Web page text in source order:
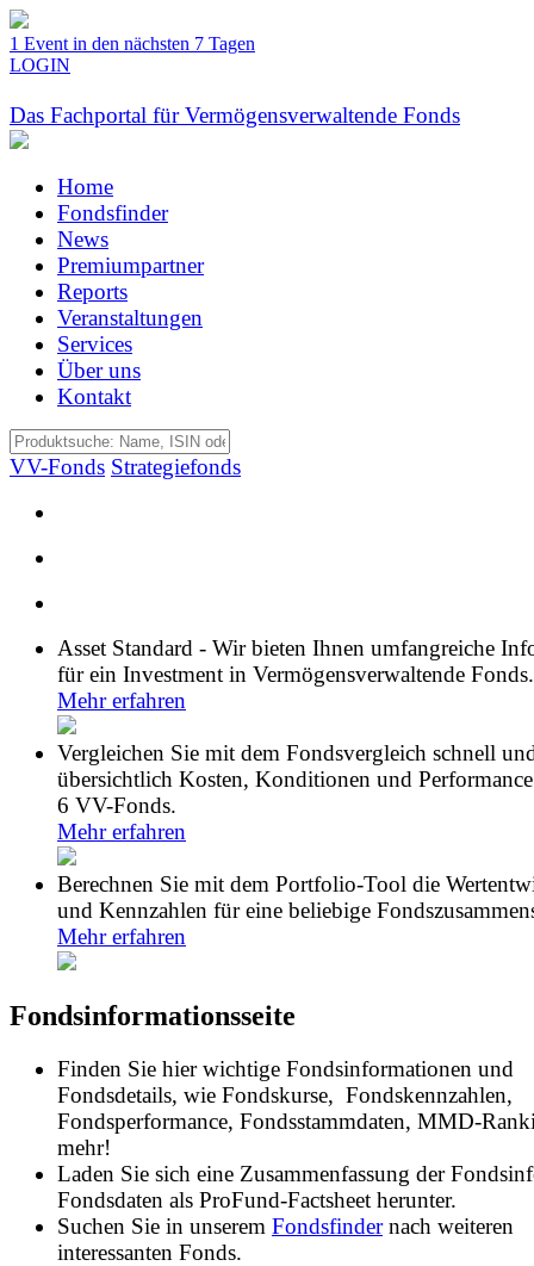
1 Event in den nächsten 7 Tagen
LOGIN
Das Fachportal für Vermögensverwaltende Fonds
Home
Fondsfinder
News
Premiumpartner
Reports
Veranstaltungen
Services
Über uns
Kontakt
VV-Fonds Strategiefonds
Asset Standard - Wir bieten Ihnen umfangreiche
für ein Investment in Vermögensverwaltende Fonds.
Mehr erfahren
Vergleichen Sie mit dem Fondsvergleich schnell
übersichtlich Kosten, Konditionen und
6 VV-Fonds.
Mehr erfahren
Berechnen Sie mit dem Portfolio-Tool die
und Kennzahlen für eine beliebige
Mehr erfahren
Fondsinformationsseite
Finden Sie hier wichtige Fondsinformationen und
Fondsdetails, wie Fondskurse, Fondskennzahlen,
Fondsperformance, Fondsstammdaten, MMD-
mehr!
Laden Sie sich eine Zusammenfassung der
Fondsdaten als ProFund-Factsheet herunter.
Suchen Sie in unserem Fondsfindernach weiteren
interessanten Fonds.